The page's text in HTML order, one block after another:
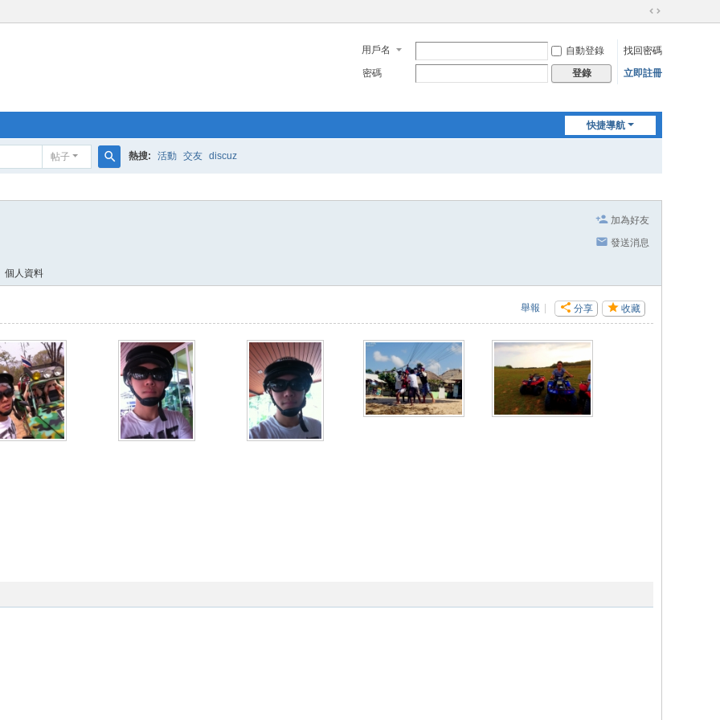
切
到
寬
用戶名 自動登錄
找回密碼
密碼
登錄 立即註冊
快捷導航
帖子
索
熱搜: 活動 交友 discuz
加為好友
發送消息
個人資料
收藏
分享
舉報